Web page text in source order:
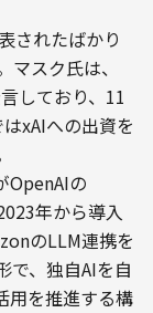
されたばかり
スク氏は、
しており、11
xAIへの出資を
OpenAIの
年から導入
のLLM連携を
で、独自AIを自
用を推進する構